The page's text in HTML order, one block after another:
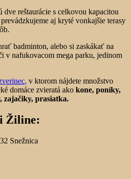
dve reštaurácie s celkovou kapacitou
aj kryté vonkajšie terasy
badminton, alebo si zaskákať na
v nafukovacom mega parku, jedinom
, v ktorom nájdete množstvo
domáce zvieratá ako kone, poníky,
zajačiky, prasiatka.
Žiline:
Snežnica